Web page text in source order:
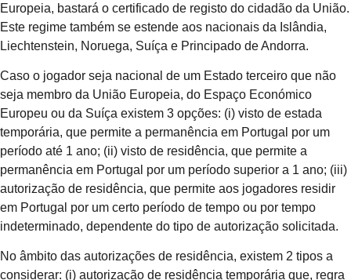
Europeia, bastará o certificado de registo do cidadão da União.
Este regime também se estende aos nacionais da Islândia,
Liechtenstein, Noruega, Suíça e Principado de Andorra.
Caso o jogador seja nacional de um Estado terceiro que não
seja membro da União Europeia, do Espaço Económico
Europeu ou da Suíça existem 3 opções: (i) visto de estada
temporária, que permite a permanência em Portugal por um
período até 1 ano; (ii) visto de residência, que permite a
permanência em Portugal por um período superior a 1 ano; (iii)
autorização de residência, que permite aos jogadores residir
em Portugal por um certo período de tempo ou por tempo
indeterminado, dependente do tipo de autorização solicitada.
No âmbito das autorizações de residência, existem 2 tipos a
considerar: (i) autorização de residência temporária que, regra